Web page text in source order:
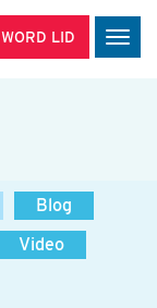
WORD LID
Blog
Video